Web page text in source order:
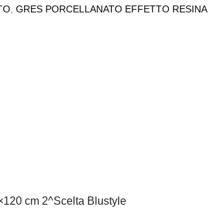
GRES PORCELLANATO EFFETTO RESINA
cm 2^Scelta Blustyle